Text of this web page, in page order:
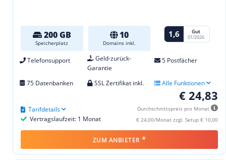
200 GB
Speicherplatz
10
Domains inkl.
1,6 Gut
01/2026
Telefonsupport
Geld-zurück-
Garantie
5 Postfächer
75 Datenbanken SSL Zertifikat inkl. Alle Funktionen
€ 24,83
Durchschnittspreis pro Monat
€ 24,00/Monat zzgl. Setup € 10,00
Vertragslaufzeit: 1 Monat
Tarifdetails
ZUM ANBIETER *